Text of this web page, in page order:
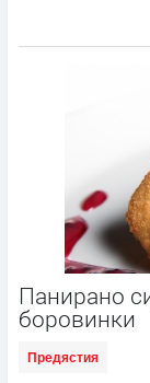
Панирано
боровинки
Предястия